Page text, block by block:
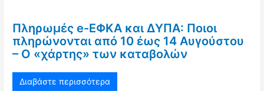
Πληρωμές e-ΕΦΚΑ και ΔΥΠΑ: Ποιοι
πληρώνονται από 10 έως 14 Αυγούστου
– Ο «χάρτης» των καταβολών
Διαβάστε περισσότερα